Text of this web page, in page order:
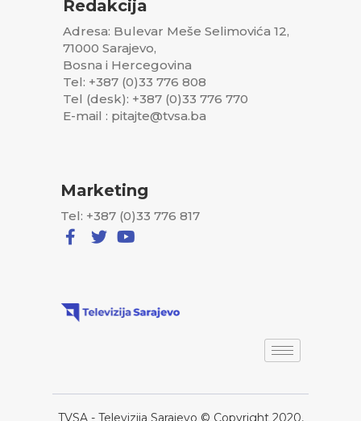
Redakcija
Adresa: Bulevar Meše Selimovića 12,
71000 Sarajevo,
Bosna i Hercegovina
Tel: +387 (0)33 776 808
Tel (desk): +387 (0)33 776 770
E-mail : pitajte@tvsa.ba
Marketing
Tel: +387 (0)33 776 817
TVSA - Televizija Sarajevo © Copyright 2020,